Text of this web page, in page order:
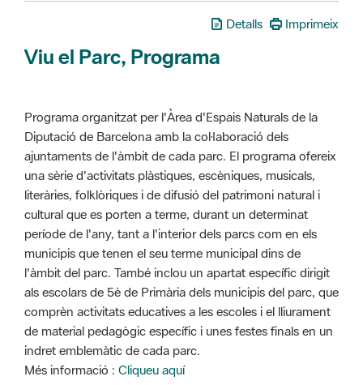
Detalls Imprimeix
Viu el Parc, Programa
Programa organitzat per l'Àrea d'Espais Naturals de la
Diputació de Barcelona amb la col·laboració dels
ajuntaments de l'àmbit de cada parc. El programa ofereix
una sèrie d'activitats plàstiques, escèniques, musicals,
literàries, folklòriques i de difusió del patrimoni natural i
cultural que es porten a terme, durant un determinat
període de l'any, tant a l'interior dels parcs com en els
municipis que tenen el seu terme municipal dins de
l'àmbit del parc. També inclou un apartat específic dirigit
als escolars de 5è de Primària dels municipis del parc, que
comprèn activitats educatives a les escoles i el lliurament
de material pedagògic específic i unes festes finals en un
indret emblemàtic de cada parc.
Més informació : Cliqueu aquí